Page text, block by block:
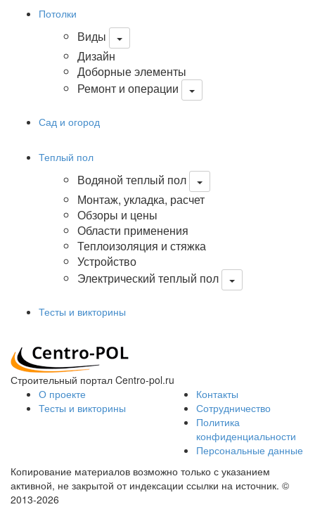
Потолки
Виды
Дизайн
Доборные элементы
Ремонт и операции
Сад и огород
Теплый пол
Водяной теплый пол
Монтаж, укладка, расчет
Обзоры и цены
Области применения
Теплоизоляция и стяжка
Устройство
Электрический теплый пол
Тесты и викторины
Строительный портал Centro-pol.ru
О проекте
Тесты и викторины
Контакты
Сотрудничество
Политика
конфиденциальности
Персональные данные
Копирование материалов возможно только с указанием
активной, не закрытой от индексации ссылки на источник. ©
2013-2026